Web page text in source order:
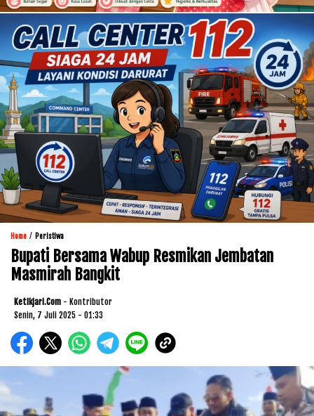
Home / Peristiwa
Bupati Bersama Wabup Resmikan Jembatan
Masmirah Bangkit
Ketikjari.com - Kontributor
Senin, 7 Juli 2025 - 01:33